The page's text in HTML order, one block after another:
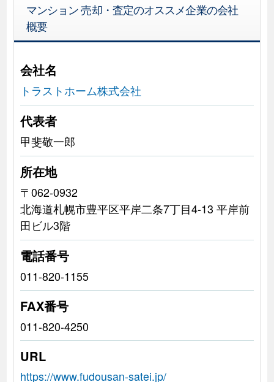
マンション 売却・査定のオススメ企業の会社
概要
会社名
トラストホーム株式会社
代表者
甲斐敬一郎
所在地
〒062-0932
北海道札幌市豊平区平岸二条7丁目4-13 平岸前
田ビル3階
電話番号
011-820-1155
FAX番号
011-820-4250
URL
https://www.fudousan-satei.jp/